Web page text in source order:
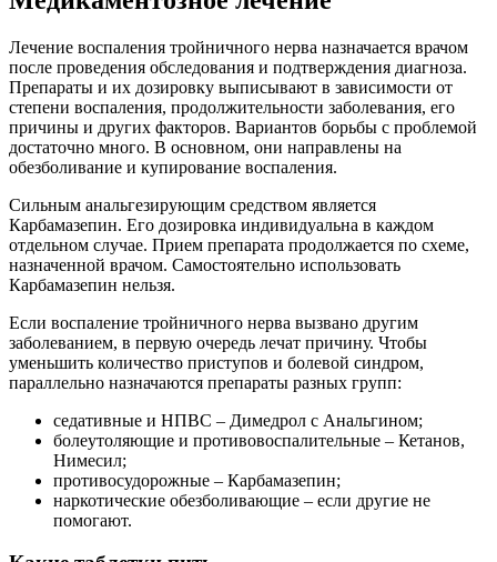
Лечение воспаления тройничного нерва назначается врачом
после проведения обследования и подтверждения диагноза.
Препараты и их дозировку выписывают в зависимости от
степени воспаления, продолжительности заболевания, его
причины и других факторов. Вариантов борьбы с проблемой
достаточно много. В основном, они направлены на
обезболивание и купирование воспаления.
Сильным анальгезирующим средством является
Карбамазепин. Его дозировка индивидуальна в каждом
отдельном случае. Прием препарата продолжается по схеме,
назначенной врачом. Самостоятельно использовать
Карбамазепин нельзя.
Если воспаление тройничного нерва вызвано другим
заболеванием, в первую очередь лечат причину. Чтобы
уменьшить количество приступов и болевой синдром,
параллельно назначаются препараты разных групп:
седативные и НПВС – Димедрол с Анальгином;
болеутоляющие и противовоспалительные – Кетанов,
Нимесил;
противосудорожные – Карбамазепин;
наркотические обезболивающие – если другие не
помогают.